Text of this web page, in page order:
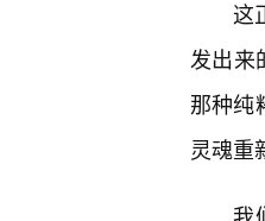
这
发出来
那种纯
灵魂重
我